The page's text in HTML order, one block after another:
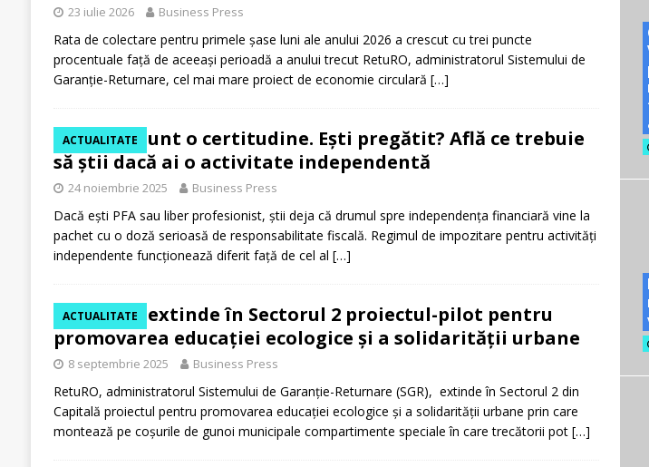
23 iulie 2026 Business Press
Rata de colectare pentru primele șase luni ale anului 2026 a crescut cu trei puncte
procentuale față de aceeași perioadă a anului trecut RetuRO, administratorul Sistemului de
Garanție-Returnare, cel mai mare proiect de economie circulară […]
ACTUALITATE
Taxele sunt o certitudine. Ești pregătit? Află ce trebuie
să știi dacă ai o activitate independentă
24 noiembrie 2025 Business Press
Dacă ești PFA sau liber profesionist, știi deja că drumul spre independența financiară vine la
pachet cu o doză serioasă de responsabilitate fiscală. Regimul de impozitare pentru activități
independente funcționează diferit față de cel al […]
ACTUALITATE
RetuRO extinde în Sectorul 2 proiectul-pilot pentru
promovarea educației ecologice și a solidarității urbane
8 septembrie 2025 Business Press
RetuRO, administratorul Sistemului de Garanție-Returnare (SGR), extinde în Sectorul 2 din
Capitală proiectul pentru promovarea educației ecologice și a solidarității urbane prin care
montează pe coșurile de gunoi municipale compartimente speciale în care trecătorii pot […]